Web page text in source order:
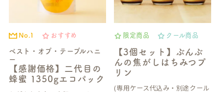
No.1 おすすめ
ベスト・オブ・テーブルハニ
ー
【感謝価格】二代目の
蜂蜜 1350gエコパック
限定商品 クール商品
【3個セット】ぶんぶ
んの焦がしはちみつプ
リン
(専用ケース代込み・別途クール